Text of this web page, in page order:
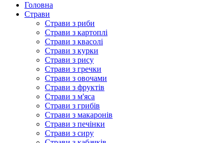
Головна
Страви
Страви з риби
Страви з картоплі
Страви з квасолі
Страви з курки
Страви з рису
Страви з гречки
Страви з овочами
Страви з фруктів
Страви з м'яса
Страви з грибів
Страви з макаронів
Страви з печінки
Страви з сиру